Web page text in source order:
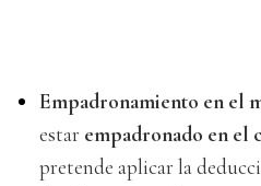
Empadronamiento en el
estar empadronado en el
pretende aplicar la